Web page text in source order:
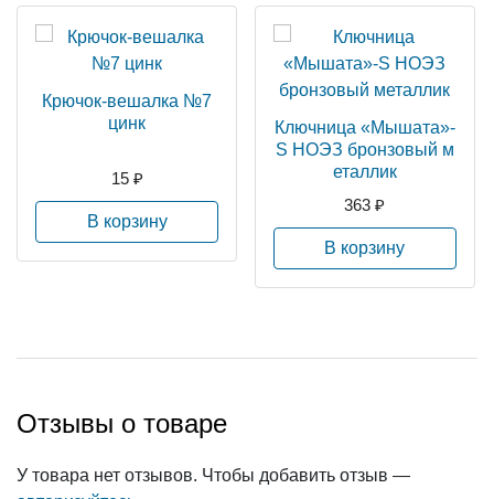
Крючок-вешалка №7
цинк
15 ₽
В корзину
Ключница «Мышата»-
S НОЭЗ бронзовый м
еталлик
363 ₽
В корзину
Отзывы о товаре
У товара нет отзывов. Чтобы добавить отзыв —